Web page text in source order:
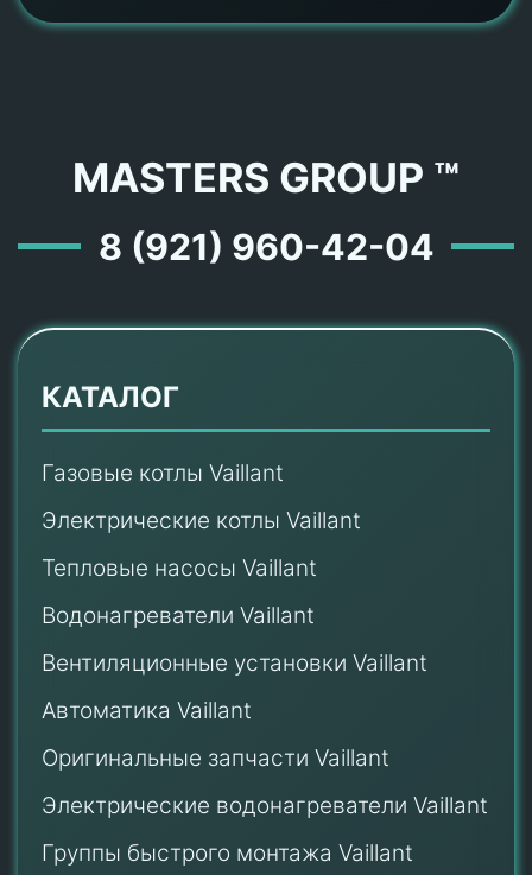
MASTERS GROUP ™
8 (921) 960-42-04
КАТАЛОГ
Газовые котлы Vaillant
Электрические котлы Vaillant
Тепловые насосы Vaillant
Водонагреватели Vaillant
Вентиляционные установки Vaillant
Автоматика Vaillant
Оригинальные запчасти Vaillant
Электрические водонагреватели Vaillant
Группы быстрого монтажа Vaillant